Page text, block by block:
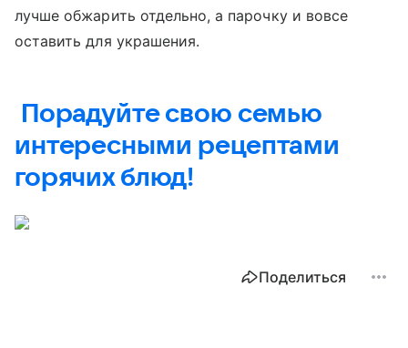
лучше обжарить отдельно, а парочку и вовсе
оставить для украшения.
Порадуйте свою семью
интересными рецептами
горячих блюд!
Поделиться